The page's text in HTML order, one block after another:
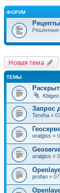
ФОРУМ
Рецепты
Решенные
Новая тема
ТЕМЫ
Kbigeo
Запрос
Tereha »
uralgiss »
uralgiss »
profan »